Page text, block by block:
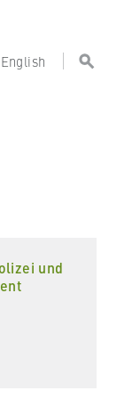
English
und